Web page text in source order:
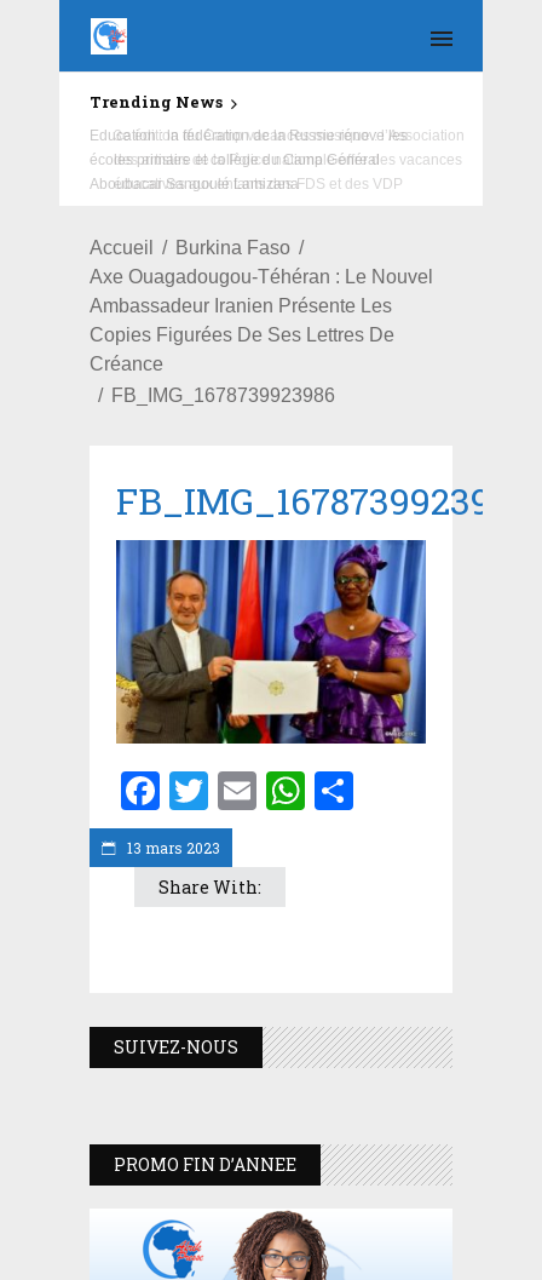
Trending News
Education : la fédération de la Russie rénove les
écoles primaire et collège du Camp Général
Aboubacar Sangoulé Lamizana
Accueil
Burkina Faso
Axe Ouagadougou-Téhéran : Le Nouvel
Ambassadeur Iranien Présente Les
Copies Figurées De Ses Lettres De
Créance
FB_IMG_1678739923986
13 mars 2023
FB_IMG_1678739923986
Facebook
Twitter
EmailWhatsApp
Share With:
SUIVEZ-NOUS
PROMO FIN D’ANNEE